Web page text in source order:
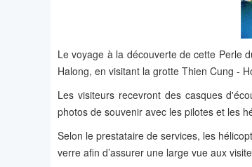
Le voyage à la découverte de cette Perle
Halong, en visitant la grotte Thien Cung -
Les visiteurs recevront des casques
photos de souvenir avec les pilotes et les
Selon le prestataire de services, les
verre afin d’assurer une large vue aux